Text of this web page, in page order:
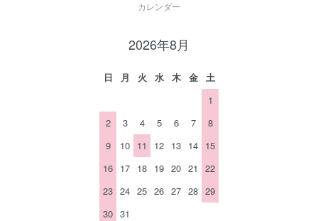
カレンダー
2026年8月
日 月 火 水 木 金
土
1
2
3 4 5 6 7
8
9
10 11 12 13 14 15
16 17 18 19 20 21
22
23 24 25 26 27 28 29
30 31